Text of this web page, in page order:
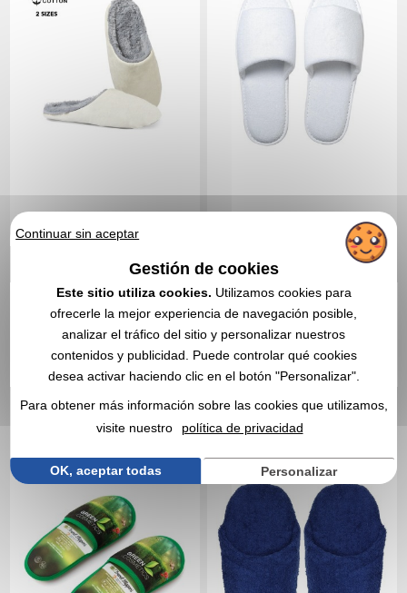
En stock: 4 760 unidades
CITA EXPRESA
En stock: 4 534 unidades
CITA EXPRESA
Réf. 01553V0133144
microfibra
Réf. 00041V0139842
39-39
Continuar sin aceptar
Gestión de cookies
Este sitio utiliza cookies. Utilizamos cookies para
ofrecerle la mejor experiencia de navegación posible,
analizar el tráfico del sitio y personalizar nuestros
contenidos y publicidad. Puede controlar qué cookies
desea activar haciendo clic en el botón "Personalizar".
Para obtener más información sobre las cookies que utilizamos,
visite nuestro
política de privacidad
OK, aceptar todas Personalizar